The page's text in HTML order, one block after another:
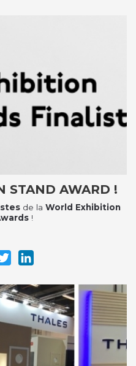
STAND AWARD !
de la World Exhibition
!
Twitter